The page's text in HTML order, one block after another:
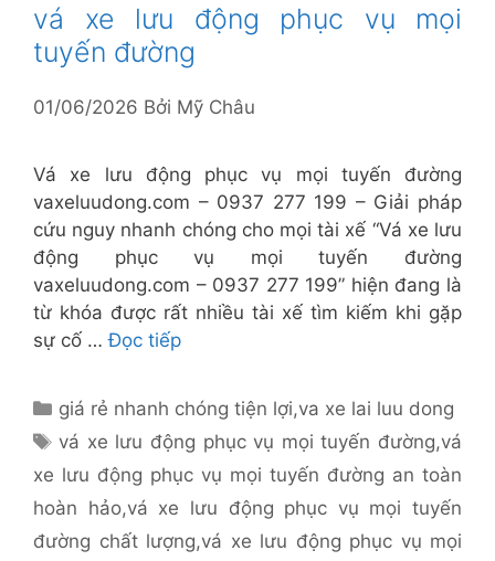
vá xe lưu động phục vụ mọi
tuyến đường
01/06/2026 Bởi Mỹ Châu
Vá xe lưu động phục vụ mọi tuyến đường
vaxeluudong.com – 0937 277 199 – Giải pháp
cứu nguy nhanh chóng cho mọi tài xế “Vá xe lưu
động phục vụ mọi tuyến đường
vaxeluudong.com – 0937 277 199” hiện đang là
từ khóa được rất nhiều tài xế tìm kiếm khi gặp
sự cố …Đọc tiếp
Danh
mục
giá rẻ nhanh chóng tiện lợi,va xe lai luu dong
Thẻ
vá xe lưu động phục vụ mọi tuyến đường,vá
xe lưu động phục vụ mọi tuyến đường an toàn
hoàn hảo,vá xe lưu động phục vụ mọi tuyến
đường chất lượng,vá xe lưu động phục vụ mọi